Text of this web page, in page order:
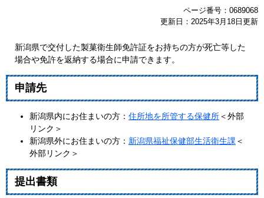
ページ番号：0689068
更新日：2025年3月18日更新
新潟県で交付した製菓衛生師免許証をお持ちの方が死亡等した
場合や免許を返納する場合に申請できます。
申請先
新潟県内にお住まいの方： 住所地を所管する保健所＜外部
リンク＞
新潟県外にお住まいの方： 新潟県福祉保健部生活衛生課 ＜
外部リンク＞
提出書類